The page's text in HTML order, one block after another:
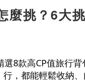
麼挑？6大
8款高CP值旅行
行，都能輕鬆收納